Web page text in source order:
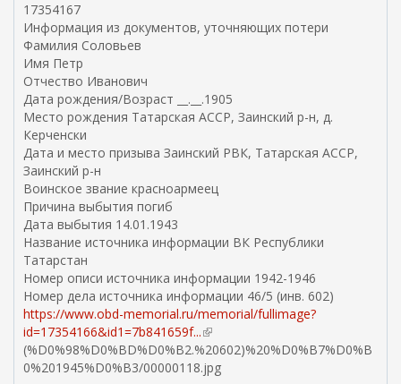
17354167
Информация из документов, уточняющих потери
Фамилия Соловьев
Имя Петр
Отчество Иванович
Дата рождения/Возраст __.__.1905
Место рождения Татарская АССР, Заинский р-н, д.
Керченски
Дата и место призыва Заинский РВК, Татарская АССР,
Заинский р-н
Воинское звание красноармеец
Причина выбытия погиб
Дата выбытия 14.01.1943
Название источника информации ВК Республики
Татарстан
Номер описи источника информации 1942-1946
Номер дела источника информации 46/5 (инв. 602)
https://www.obd-memorial.ru/memorial/fullimage?
id=17354166&id1=7b841659f...(
в
н
(%D0%98%D0%BD%D0%B2.%20602)%20%D0%B7%D0%B
0%201945%D0%B3/00000118.jpg